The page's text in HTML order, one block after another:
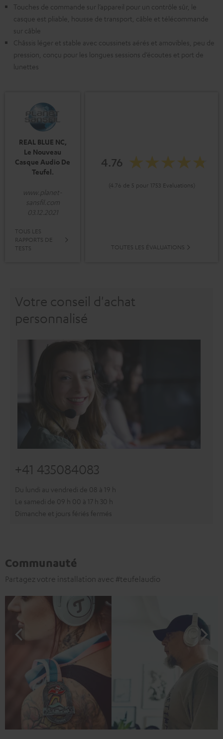
Touches de commande sur l’appareil pour un contrôle sûr, le
casque est pliable, housse de transport, câble et télécommande
sur câble
Châssis léger et stable avec coussinets aérés et amovibles, peu de
pression, conçu pour les longues sessions d’écoutes et port de
lunettes
REAL BLUE NC,
Le Nouveau
Casque Audio De
Teufel.
www.planet-
sansfil.com
03.12.2021
TOUS LES
RAPPORTS DE
TESTS
4.76
(4.76 de 5 pour 1753 Evaluations)
TOUTES LES ÉVALUATIONS
Votre conseil d'achat
personnalisé
+41 435084083
Du lundi au vendredi de 08 à 19 h
Le samedi de 09 h 00 à 17 h 30 h
Dimanche et jours fériés fermés
Communauté
Partagez votre installation avec #teufelaudio